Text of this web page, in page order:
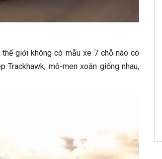
giới không có mẫu xe 7 chỗ nào có
mô-men xoắn giống nhau,